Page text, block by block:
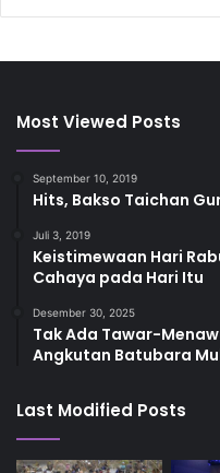
Most Viewed Posts
September 10, 2019
Hits, Bakso Taichan
Juli 3, 2019
Keistimewaan Hari
Cahaya pada Hari Itu
Desember 30, 2025
Tak Ada Tawar-
Angkutan Batubara
Last Modified Posts